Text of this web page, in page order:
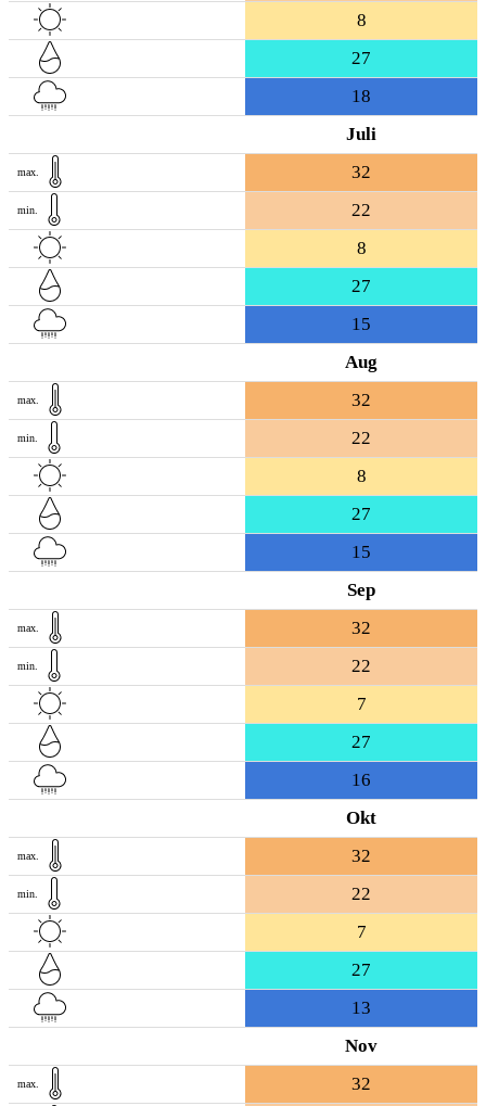
8
27
18
Juli
max. 32
min.
22
8
27
15
Aug
max. 32
min.
22
8
27
15
Sep
max. 32
min.
22
7
27
16
Okt
max. 32
min.
22
7
27
13
Nov
max. 32